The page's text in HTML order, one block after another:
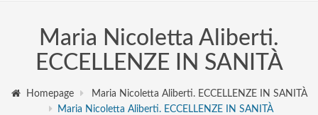
Maria Nicoletta Aliberti.
ECCELLENZE IN SANITÀ
Homepage
Maria Nicoletta Aliberti. ECCELLENZE IN SANITÀ
Maria Nicoletta Aliberti. ECCELLENZE IN SANITÀ